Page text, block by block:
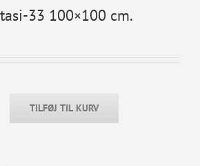
33 100×100 cm.
TILFØJ TIL KURV